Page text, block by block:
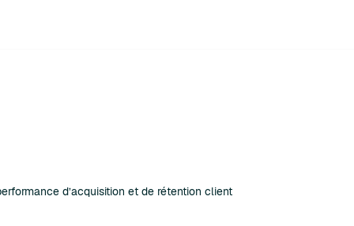
d’acquisition et de rétention client